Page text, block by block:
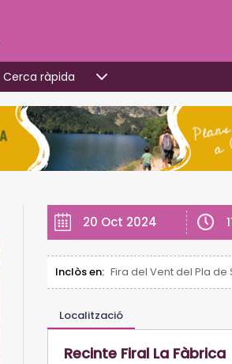
Cerca ràpida
20 Oct 2024
Inclòs en: Fira del Vent del Pla de
Localització
Recinte Firal La Fàbrica